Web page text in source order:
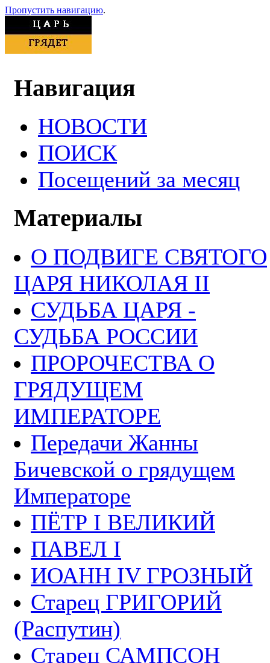
Пропустить навигацию.
Навигация
НОВОСТИ
ПОИСК
Посещений за месяц
Материалы
О ПОДВИГЕ СВЯТОГО
ЦАРЯ НИКОЛАЯ II
СУДЬБА ЦАРЯ -
СУДЬБА РОССИИ
ПРОРОЧЕСТВА О
ГРЯДУЩЕМ
ИМПЕРАТОРЕ
Передачи Жанны
Бичевской о грядущем
Императоре
ПЁТР I ВЕЛИКИЙ
ПАВЕЛ I
ИОАНН IV ГРОЗНЫЙ
Старец ГРИГОРИЙ
(Распутин)
Старец САМПСОН